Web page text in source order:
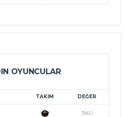
OYUNCULAR
TAKIM DEĞER
3860